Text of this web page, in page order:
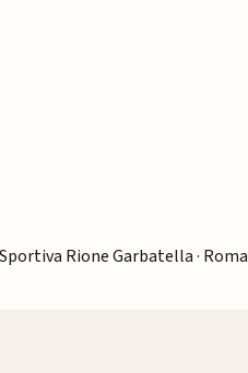
Rione Garbatella · Roma